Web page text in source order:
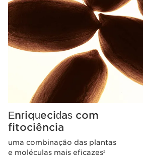
Enriquecidas com
fitociência
uma combinação das plantas
e moléculas mais eficazes2